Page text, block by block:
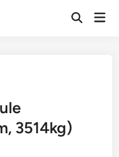
Open
3514kg)